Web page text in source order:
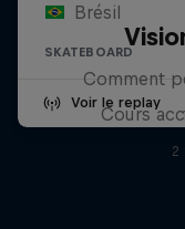
Brésil
SKATEBOARD
Voir le replay
Comment
Cours
2